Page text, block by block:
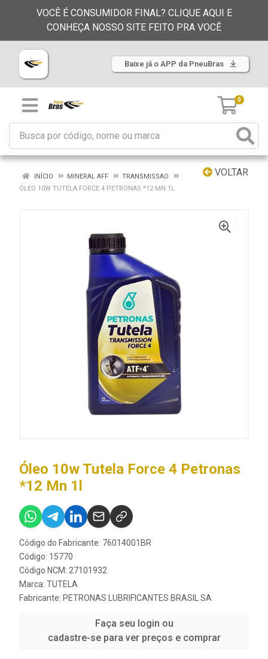
VOCÊ É CONSUMIDOR FINAL? CLIQUE AQUI E
CONHEÇA NOSSO SITE FEITO PRA VOCÊ
Baixe já o APP da PneuBras
0
VOLTAR
INÍCIO MINERAL AFF
TRANSMISSAO
ÓLEO 10W TUTELA FORCE 4 PETRONAS *12 MN 1L
Óleo 10w Tutela Force 4 Petronas
*12 Mn 1l
Código do Fabricante: 76014001BR
Código: 15770
Código NCM: 27101932
Marca: TUTELA
Fabricante: PETRONAS LUBRIFICANTES BRASIL SA
Faça seu login ou
cadastre-se para ver preços e comprar